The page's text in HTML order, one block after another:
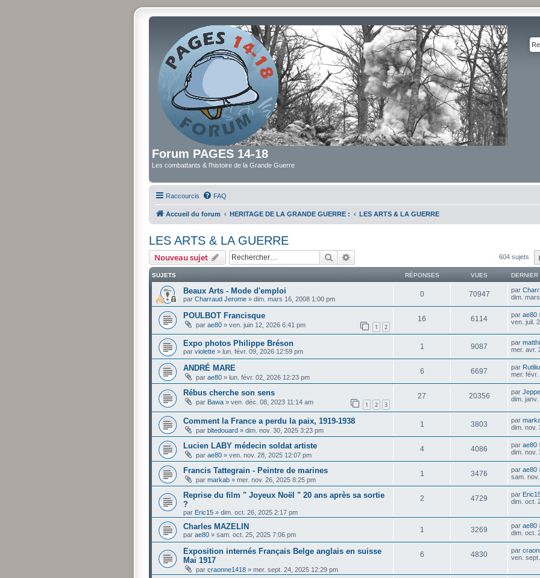
Forum PAGES 14-18
Les combattants & l'histoire de la Grande Guerre
Raccourcis FAQ
Accueil du forum HERITAGE DE LA GRANDE GUERRE : LES ARTS & LA GUERRE
LES ARTS & LA GUERRE
Nouveau sujet Rechercher 604 sujets
SUJETS RÉPONSES VUES
Beaux Arts - Mode d'emploi
par Charraud Jerome » dim. mars 16, 2008 1:00 pm
0 70947 par
dim.
POULBOT Francisque
par ae80 » ven. juin 12, 2026 6:41 pm 1 2
16 6114 par ae80
ven. juil.
Expo photos Philippe Bréson
par violette » lun. févr. 09, 2026 12:59 pm
1 9087 par
mer. avr.
ANDRÉ MARE
par ae80 » lun. févr. 02, 2026 12:23 pm
6 6697 par
mer. févr.
Rébus cherche son sens
par Bawa » ven. déc. 08, 2023 11:14 am 1 2 3
27 20356 par
dim.
Comment la France a perdu la paix, 1919-1938
par bltedouard » dim. nov. 30, 2025 3:23 pm
1 3803 par
dim. nov.
Lucien LABY médecin soldat artiste
par ae80 » ven. nov. 28, 2025 12:07 pm
4 4086 par ae80
dim. nov.
Francis Tattegrain - Peintre de marines
par markab » mer. nov. 26, 2025 8:25 pm
1 3476 par ae80
sam.
Reprise du film " Joyeux Noël " 20 ans après sa sortie
?
par Eric15 » dim. oct. 26, 2025 2:17 pm
2 4729 par
dim. oct.
Charles MAZELIN
par ae80 » sam. oct. 25, 2025 7:06 pm
1 3269 par ae80
dim. oct.
Exposition internés Français Belge anglais en suisse
Mai 1917
par craonne1418 » mer. sept. 24, 2025 12:29 pm
6 4830 par
ven.